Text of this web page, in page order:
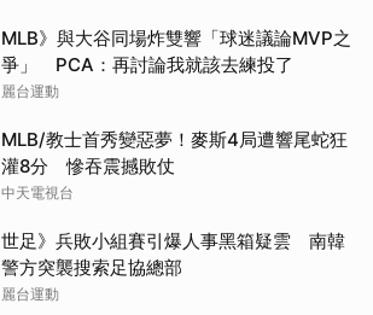
MLB》與大谷同場炸雙響「球迷議論MVP之
爭」 PCA：再討論我就該去練投了
麗台運動
MLB/教士首秀變惡夢！麥斯4局遭響尾蛇狂
灌8分 慘吞震撼敗仗
中天電視台
世足》兵敗小組賽引爆人事黑箱疑雲 南韓
警方突襲搜索足協總部
麗台運動